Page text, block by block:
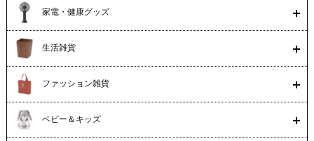
家電・健康グッズ
生活雑貨
ファッション雑貨
ベビー＆キッズ